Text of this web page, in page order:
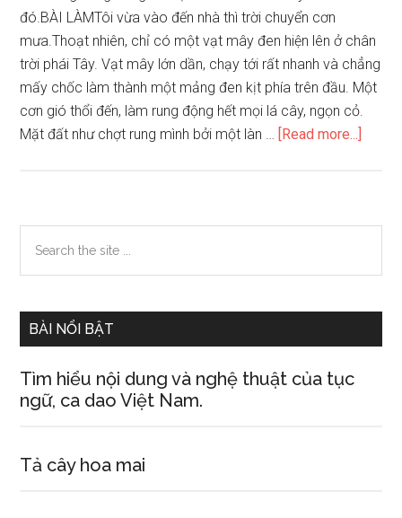
đó.BÀI LÀMTôi vừa vào đến nhà thì trời chuyển cơn
mưa.Thoạt nhiên, chỉ có một vạt mây đen hiện lên ở chân
trời phái Tây. Vạt mây lớn dần, chạy tới rất nhanh và chẳng
mấy chốc làm thành một mảng đen kịt phía trên đầu. Một
cơn gió thổi đến, làm rung động hết mọi lá cây, ngọn cỏ.
Mặt đất như chợt rung mình bởi một làn … [Read more...]
bỗng
trận
Em
Primary
Sidebar
the
BÀI NỔI BẬT
Tìm hiểu nội dung và nghệ thuật của tục
ngữ, ca dao Việt Nam.
Tả cây hoa mai